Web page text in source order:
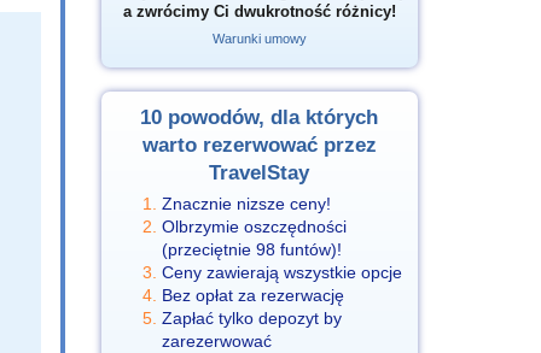
a zwrócimy Ci dwukrotność różnicy!
Warunki umowy
10 powodów, dla których
warto rezerwować przez
TravelStay
Znacznie nizsze ceny!
Olbrzymie oszczędności
(przeciętnie 98 funtów)!
Ceny zawierają wszystkie opcje
Bez opłat za rezerwację
Zapłać tylko depozyt by
zarezerwować